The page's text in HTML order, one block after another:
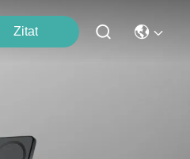
Zitat